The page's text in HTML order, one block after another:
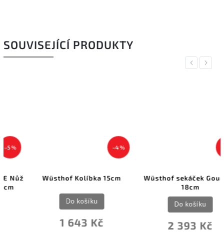
SOUVISEJÍCÍ PRODUKTY
Previous
Wüsthof Kolíbka 15cm
1 643 Kč
Do košíku
Wüsthof sekáček Gourmet
2 393 Kč
Do košíku
Next